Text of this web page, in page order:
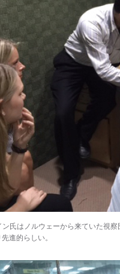
氏はノルウェーから来ていた視
進的らしい。